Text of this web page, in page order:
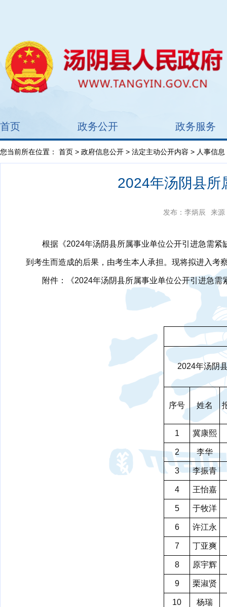
首页 政务公开 政务服务
您当前所在位置： 首页 > 政府信息公开 > 法定主动公开内容 > 人事信息
2024年汤阴县所
发布：李炳辰 来源
根据《2024年汤阴县所属事业单位公开引进急需
到考生而造成的后果，由考生本人承担。现将拟进入考
附件：《2024年汤阴县所属事业单位公开引进急需
2024年汤阴
序号 姓名
1 冀康熙
2 李华
3 李振青
4 王怡嘉
5 于牧洋
6 许江永
7 丁亚爽
8 原宇辉
9 栗淑贤
10 杨瑞